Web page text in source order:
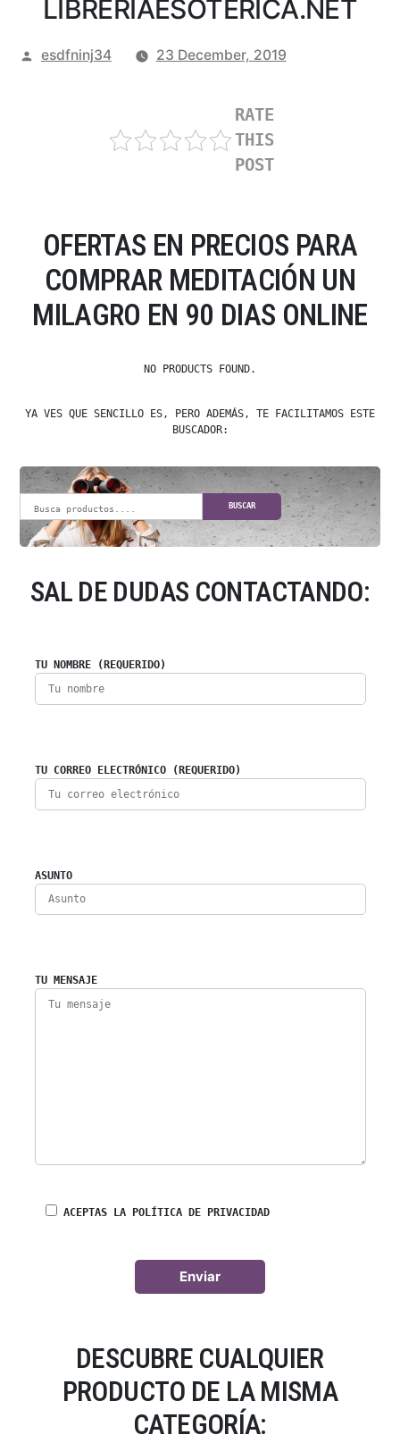
LIBRERIAESOTERICA.NET
Posted
esdfninj34 23 December, 2019
RATE
THIS
POST
OFERTAS EN PRECIOS PARA
COMPRAR MEDITACIÓN UN
MILAGRO EN 90 DIAS ONLINE
NO PRODUCTS FOUND.
YA VES QUE SENCILLO ES, PERO ADEMÁS, TE FACILITAMOS ESTE
BUSCADOR:
BUSCAR
SAL DE DUDAS CONTACTANDO:
TU NOMBRE (REQUERIDO)
TU CORREO ELECTRÓNICO (REQUERIDO)
ASUNTO
TU MENSAJE
ACEPTAS LA POLÍTICA DE PRIVACIDAD
DESCUBRE CUALQUIER
PRODUCTO DE LA MISMA
CATEGORÍA: